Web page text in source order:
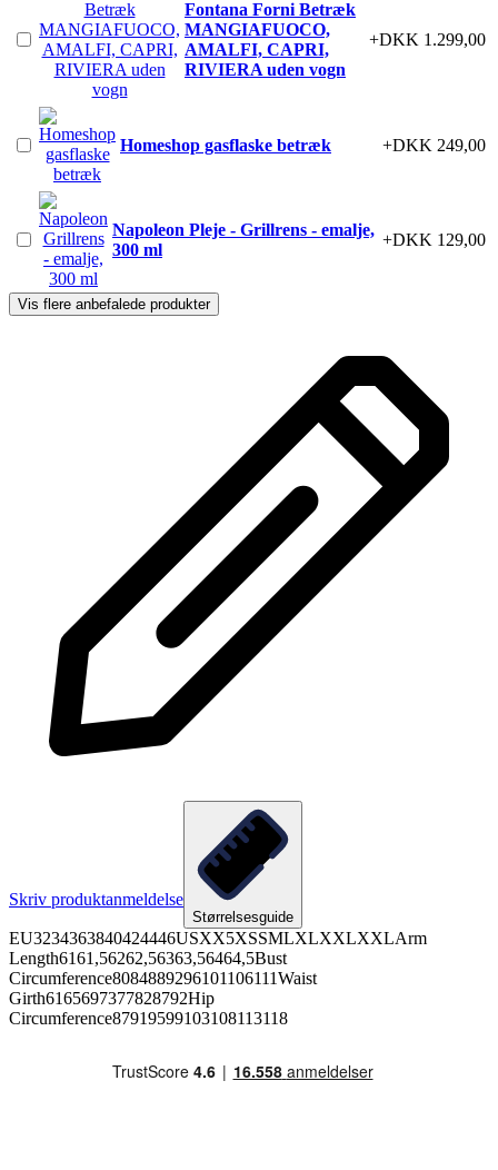
Fontana Forni Betræk
MANGIAFUOCO,
AMALFI, CAPRI,
RIVIERA uden vogn
+DKK 1.299,00
Homeshop gasflaske betræk +DKK 249,00
Napoleon Pleje - Grillrens - emalje,
300 ml
+DKK 129,00
Vis flere anbefalede produkter
Skriv produktanmeldelse
Størrelsesguide
EU3234363840424446USXX5XSSMLXLXXLXXLArm
Length6161,56262,56363,56464,5Bust
Circumference8084889296101106111Waist
Girth6165697377828792Hip
Circumference87919599103108113118